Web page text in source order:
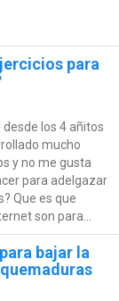
para
los 4 añitos
mucho
y no me gusta
para adelgazar
Que es que
son para...
bajar la